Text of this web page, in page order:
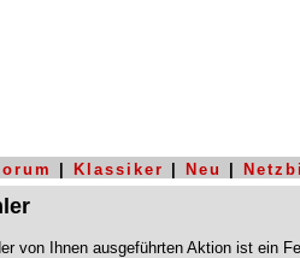
Klassiker Neu
von Ihnen ausgeführten Aktion ist ein